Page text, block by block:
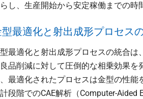
し、生産開始から安定稼働までの時
最適化と射出成形プロセス
最適化と射出成形プロセスの統合は
品削減に対して圧倒的な相乗効果
最適化されたプロセスは金型の性能
段階でのCAE解析（Computer-